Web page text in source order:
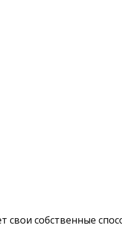
собственные